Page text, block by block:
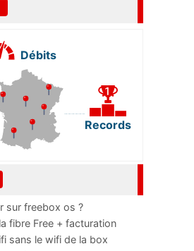
Débits
Records
sur freebox os ?
fibre Free + facturation
sans le wifi de la box